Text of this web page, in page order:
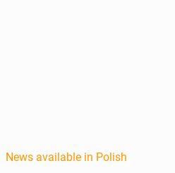
News available in Polish